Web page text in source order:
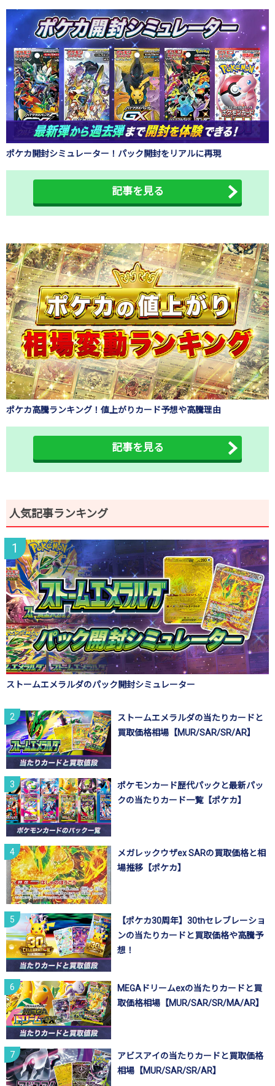
ポケカ開封シミュレーター！パック開封をリアルに再現
記事を見る
ポケカ高騰ランキング！値上がりカード予想や高騰理由
記事を見る
人気記事ランキング
ストームエメラルダのパック開封シミュレーター
ストームエメラルダの当たりカードと
買取価格相場【MUR/SAR/SR/AR】
ポケモンカード歴代パックと最新パッ
クの当たりカード一覧【ポケカ】
メガレックウザex SARの買取価格と相
場推移【ポケカ】
【ポケカ30周年】30thセレブレーショ
ンの当たりカードと買取価格や高騰予
想！
MEGAドリームexの当たりカードと買
取価格相場【MUR/SAR/SR/MA/AR】
アビスアイの当たりカードと買取価格
相場【MUR/SAR/SR/AR】